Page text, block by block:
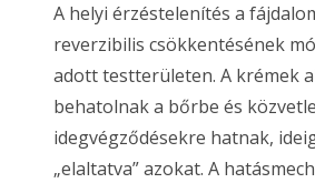
A helyi érzéstelenítés a
reverzibilis csökkentésének
adott testterületen. A krémek
behatolnak a bőrbe és
idegvégződésekre hatnak,
„elaltatva” azokat. A